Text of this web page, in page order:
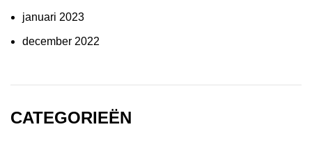
januari 2023
december 2022
CATEGORIEËN